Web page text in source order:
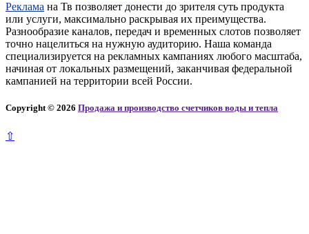
Реклама на Тв позволяет донести до зрителя суть продукта
или услуги, максимально раскрывая их преимущества.
Разнообразие каналов, передач и временных слотов позволяет
точно нацелиться на нужную аудиторию. Наша команда
специализируется на рекламных кампаниях любого масштаба,
начиная от локальных размещений, заканчивая федеральной
кампанией на территории всей России.
Copyright © 2026 Продажа и производство счетчиков воды и тепла
⇧